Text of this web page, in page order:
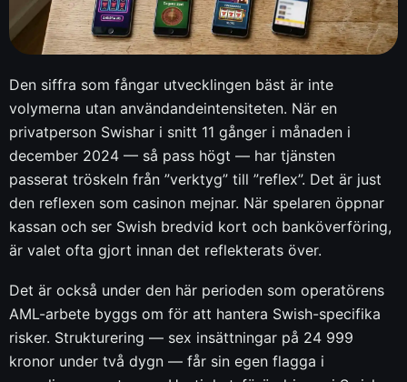
Den siffra som fångar utvecklingen bäst är inte
volymerna utan användandeintensiteten. När en
privatperson Swishar i snitt 11 gånger i månaden i
december 2024 — så pass högt — har tjänsten
passerat tröskeln från ”verktyg” till ”reflex”. Det är just
den reflexen som casinon mejnar. När spelaren öppnar
kassan och ser Swish bredvid kort och banköverföring,
är valet ofta gjort innan det reflekterats över.
Det är också under den här perioden som operatörens
AML-arbete byggs om för att hantera Swish-specifika
risker. Strukturering — sex insättningar på 24 999
kronor under två dygn — får sin egen flagga i